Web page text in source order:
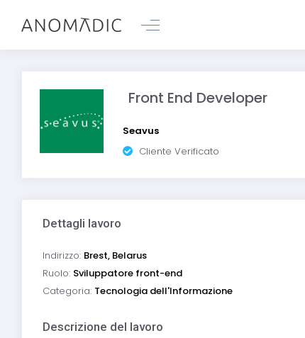
Front End Developer
Seavus
Cliente Verificato
Dettagli lavoro
Indirizzo: Brest, Belarus
Ruolo: Sviluppatore front-end
Categoria: Tecnologia dell'Informazione
Descrizione del lavoro